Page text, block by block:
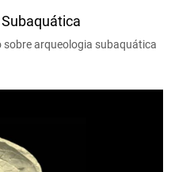
arqueologia subaquática